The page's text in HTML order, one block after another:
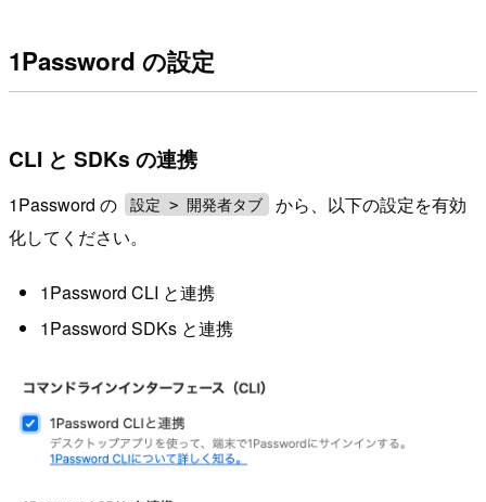
1Password の設定
CLI と SDKs の連携
1Password の 設定 > 開発者タブ
から、以下の設定を有効
化してください。
1Password CLI と連携
1Password SDKs と連携